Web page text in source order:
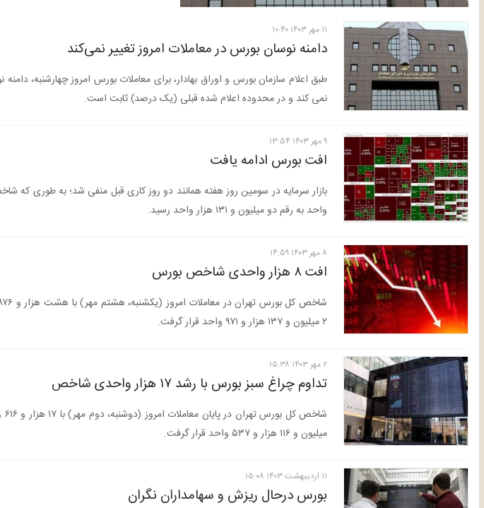
۱۱ مهر ۱۴۰۳ ۱۰:۴۰
دامنه نوسان بورس در معاملات امروز تغییر نمی‌کند
طبق اعلام سازمان بورس و اوراق بهادار، برای معاملات بورس امروز چهارشنبه،
نمی کند و در محدوده اعلام شده قبلی (یک درصد) ثابت است.
۹ مهر ۱۴۰۳ ۱۳:۵۴
افت بورس ادامه یافت
واحد به رقم دو میلیون و ۱۳۱ هزار واحد رسید.
۸ مهر ۱۴۰۳ ۱۴:۵۹
افت ۸ هزار واحدی شاخص بورس
۲‌ میلیون و ۱۳۷ هزار و ۹۷۱ واحد قرار گرفت.
۲ مهر ۱۴۰۳ ۱۵:۳۸
تداوم چراغ سبز بورس با رشد ۱۷ هزار واحدی شاخص
میلیون و ۱۱۶ هزار و ۵۳۷ واحد قرار گرفت.
۱۱ ارديبهشت ۱۴۰۳ ۱۵:۰۸
بورس درحال ریزش و سهامداران نگران